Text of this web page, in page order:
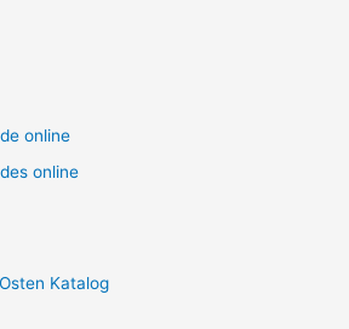
online
online
Katalog